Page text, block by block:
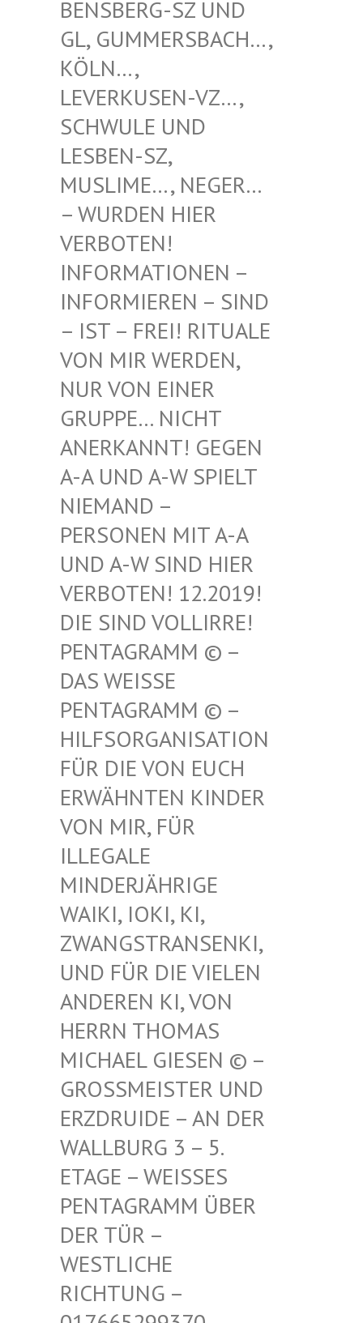
SBERG-SZ UND GL,
GUMMERSBACH…, KÖL
N…, LEV
ERKUSEN-VZ…, SCH
WULE UND LES
BEN-SZ, MUS
LIME…, NEGER… – W
URDEN HIER VER
BOTEN! INF
ORMATIONEN – INF
ORMIEREN – SIND – I
ST – FREI! RITUALE VON
MIR WERDEN, NUR
VON EINER GRU
PPE… NICHT ANE
RKANNT! GEGEN A-A
UND A-W SPIELT NIE
MAND – PER
SONEN MIT A-A UND
A-W SIND HIER VER
BOTEN! 12.2019! DIE
SIND VOLLIRRE! PEN
TAGRAMM © – DAS
WEISSE PENT
AGRAMM © – HILF
SORGANISATION FÜR
DIE VON EUCH ERWÄ
HNTEN KINDER VON
MIR, FÜR ILLE
GALE MIND
ERJÄHRIGE WAIK
I, IOKI, KI, ZWAN
GSTRANSENKI, UND
FÜR DIE VIELEN ANDE
REN KI, VON HERR
N THOMAS MICH
AEL GIESEN © – GROSS
MEISTER UND ERZDR
UIDE – AN DER WALLB
URG 3 – 5. ETAGE
– WEISSES PENTAG
RAMM ÜBER DER TÜ
R – WESTLI
CHE RICHTU
NG – 017665